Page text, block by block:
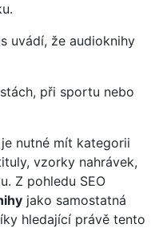
uvádí, že audioknihy
při sportu nebo
nutné mít kategorii
vzorky nahrávek,
Z pohledu SEO
jako samostatná
hledající právě tento